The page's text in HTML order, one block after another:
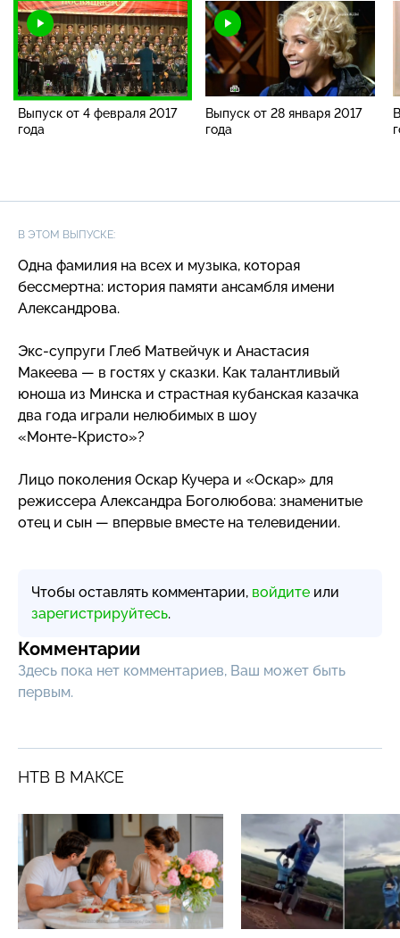
Выпуск от 4 февраля 2017
года
Выпуск от 28 января 2017
года
В ЭТОМ ВЫПУСКЕ:
Одна фамилия на всех и музыка, которая
бессмертна: история памяти ансамбля имени
Александрова.
Экс-супруги Глеб Матвейчук и Анастасия
Макеева — в гостях у сказки. Как талантливый
юноша из Минска и страстная кубанская казачка
два года играли нелюбимых в шоу
«Монте-Кристо»?
Лицо поколения Оскар Кучера и «Оскар» для
режиссера Александра Боголюбова: знаменитые
отец и сын — впервые вместе на телевидении.
Чтобы оставлять комментарии, войдите или
зарегистрируйтесь.
Комментарии
Здесь пока нет комментариев, Ваш может быть
первым.
НТВ В МАКСЕ